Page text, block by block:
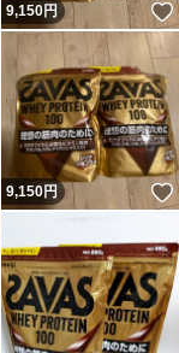
いいね！
9,150円
いね！
9,150円